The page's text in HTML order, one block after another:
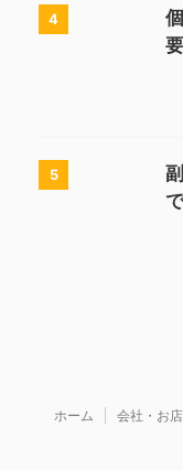
4
5
ホーム 会社・お